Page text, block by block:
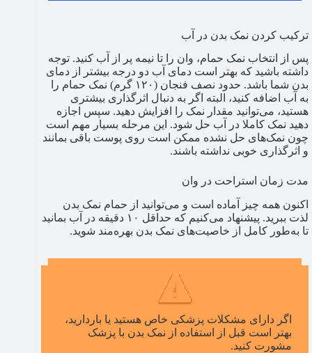
ترکیب کردن نمک بدن در آب
پس از انتخاب نمک حمام، وان را تا نیمه پر از آب کنید. توجه
داشته باشید که بهتر است دمای آب دو درجه بیشتر از دمای
بدن شما باشد. حدود نصف فنجان (۱۲۰ گرم) نمک حمام را
به آب اضافه کنید، البته اگر به دنبال اثرگذاری بیشتری
هستید، می‌توانید مقدار نمک را افزایش دهید. سپس اجازه
دهید نمک کاملا در آب حل شود. این مرحله بسیار مهم است
چون نمک‌های حل نشده ممکن است روی پوست باقی بمانند
و اثرگذاری خوبی نداشته باشند.
مدت زمان استراحت در وان
اکنون همه چیز آماده است و می‌توانید از حمام نمک بدن
لذت ببرید. پیشنهاد می‌کنیم که حداقل ۱۰ دقیقه در آب بمانید
تا به‌طور کامل از خاصیت‌های نمک بدن بهره‌مند شوید.
اگر دارای مشکلات پزشکی خاص هستید یا باردارید،
بهتر است قبل از استفاده از نمک بدن با پزشک
مشورت کنید.